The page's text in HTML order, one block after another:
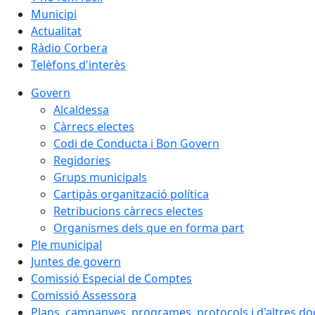
Municipi
Actualitat
Ràdio Corbera
Telèfons d'interès
Govern
Alcaldessa
Càrrecs electes
Codi de Conducta i Bon Govern
Regidories
Grups municipals
Cartipàs organització política
Retribucions càrrecs electes
Organismes dels que en forma part
Ple municipal
Juntes de govern
Comissió Especial de Comptes
Comissió Assessora